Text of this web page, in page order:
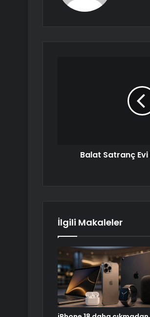
Balat Satranç Evi
İlgili Makaleler